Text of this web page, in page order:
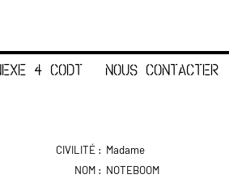
4 CODT NOUS CONTACTER
CIVILITÉ : Madame
NOM : NOTEBOOM